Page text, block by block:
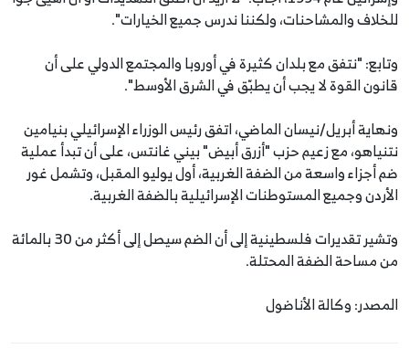
للخلاف والمشاحنات، ولكننا ندرس جميع الخيارات".
وتابع: "نتفق مع بلدان كثيرة في أوروبا والمجتمع الدولي على أن
قانون القوة لا يجب أن يطبّق في الشرق الأوسط".
ونهاية أبريل/نيسان الماضي، اتفق رئيس الوزراء الإسرائيلي بنيامين
نتنياهو، مع زعيم حزب "أزرق أبيض" بيني غانتس، على أن تبدأ عملية
ضم أجزاء واسعة من الضفة الغربية، أول يوليو المقبل، وتشمل غور
الأردن وجميع المستوطنات الإسرائيلية بالضفة الغربية.
وتشير تقديرات فلسطينية إلى أن الضم سيصل إلى أكثر من 30 بالمائة
من مساحة الضفة المحتلة.
المصدر: وكالة الأناضول